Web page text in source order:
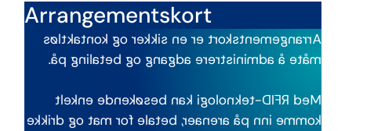
Arrangementskort
Arrangementskort er en sikker og kontaktløs
måte å administrere adgang og betaling på.
Med RFID-teknologi kan besøkende enkelt
komme inn på arenaer, betale for mat og drikke